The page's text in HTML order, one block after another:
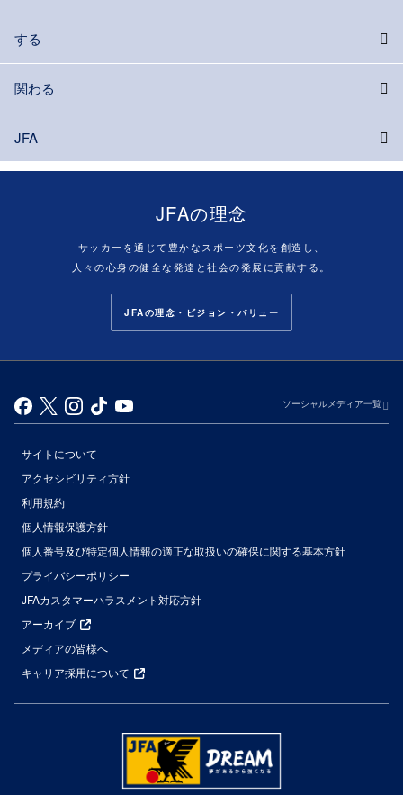
する
関わる
JFA
JFAの理念
サッカーを通じて豊かなスポーツ文化を創造し、
人々の心身の健全な発達と社会の発展に貢献する。
JFAの理念・ビジョン・バリュー
ソーシャルメディア一覧
サイトについて
アクセシビリティ方針
利用規約
個人情報保護方針
個人番号及び特定個人情報の適正な取扱いの確保に関する基本方針
プライバシーポリシー
JFAカスタマーハラスメント対応方針
アーカイブ
メディアの皆様へ
キャリア採用について